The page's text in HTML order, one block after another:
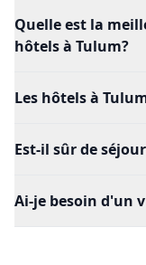
Quelle est la
hôtels à Tulum?
Les hôtels à
Est-il sûr de
Ai-je besoin d'un